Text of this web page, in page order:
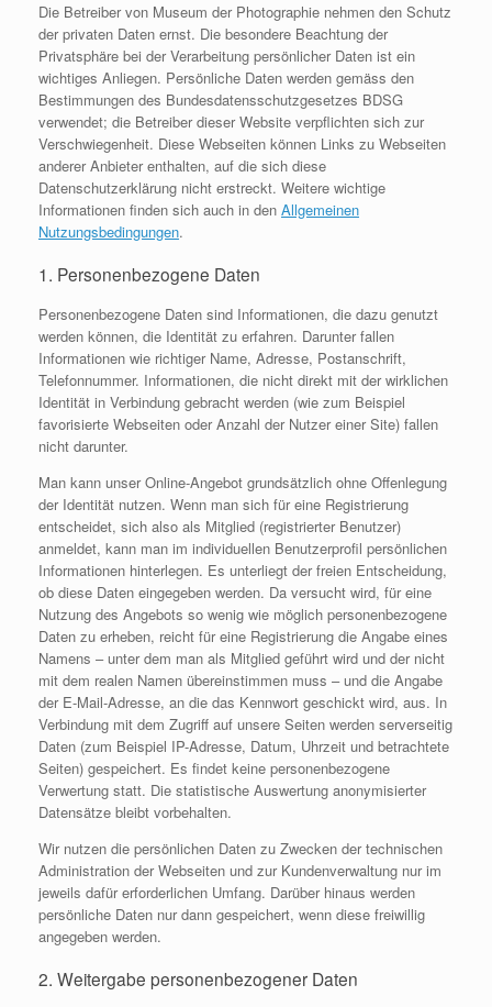
Die Betreiber von Museum der Photographie nehmen den Schutz
der privaten Daten ernst. Die besondere Beachtung der
Privatsphäre bei der Verarbeitung persönlicher Daten ist ein
wichtiges Anliegen. Persönliche Daten werden gemäss den
Bestimmungen des Bundesdatensschutzgesetzes BDSG
verwendet; die Betreiber dieser Website verpflichten sich zur
Verschwiegenheit. Diese Webseiten können Links zu Webseiten
anderer Anbieter enthalten, auf die sich diese
Datenschutzerklärung nicht erstreckt. Weitere wichtige
Informationen finden sich auch in den Allgemeinen
Nutzungsbedingungen.
1. Personenbezogene Daten
Personenbezogene Daten sind Informationen, die dazu genutzt
werden können, die Identität zu erfahren. Darunter fallen
Informationen wie richtiger Name, Adresse, Postanschrift,
Telefonnummer. Informationen, die nicht direkt mit der wirklichen
Identität in Verbindung gebracht werden (wie zum Beispiel
favorisierte Webseiten oder Anzahl der Nutzer einer Site) fallen
nicht darunter.
Man kann unser Online-Angebot grundsätzlich ohne Offenlegung
der Identität nutzen. Wenn man sich für eine Registrierung
entscheidet, sich also als Mitglied (registrierter Benutzer)
anmeldet, kann man im individuellen Benutzerprofil persönlichen
Informationen hinterlegen. Es unterliegt der freien Entscheidung,
ob diese Daten eingegeben werden. Da versucht wird, für eine
Nutzung des Angebots so wenig wie möglich personenbezogene
Daten zu erheben, reicht für eine Registrierung die Angabe eines
Namens – unter dem man als Mitglied geführt wird und der nicht
mit dem realen Namen übereinstimmen muss – und die Angabe
der E-Mail-Adresse, an die das Kennwort geschickt wird, aus. In
Verbindung mit dem Zugriff auf unsere Seiten werden serverseitig
Daten (zum Beispiel IP-Adresse, Datum, Uhrzeit und betrachtete
Seiten) gespeichert. Es findet keine personenbezogene
Verwertung statt. Die statistische Auswertung anonymisierter
Datensätze bleibt vorbehalten.
Wir nutzen die persönlichen Daten zu Zwecken der technischen
Administration der Webseiten und zur Kundenverwaltung nur im
jeweils dafür erforderlichen Umfang. Darüber hinaus werden
persönliche Daten nur dann gespeichert, wenn diese freiwillig
angegeben werden.
2. Weitergabe personenbezogener Daten